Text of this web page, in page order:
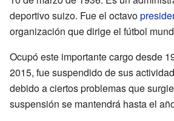
deportivo suizo. Fue el octavo
organización que dirige el fútbol
Ocupó este importante cargo desde
2015, fue suspendido de sus
debido a ciertos problemas que
suspensión se mantendrá hasta el